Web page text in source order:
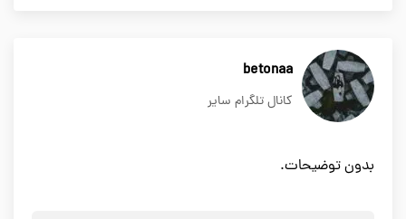
betonaa
کانال تلگرام سایر
بدون توضیحات.